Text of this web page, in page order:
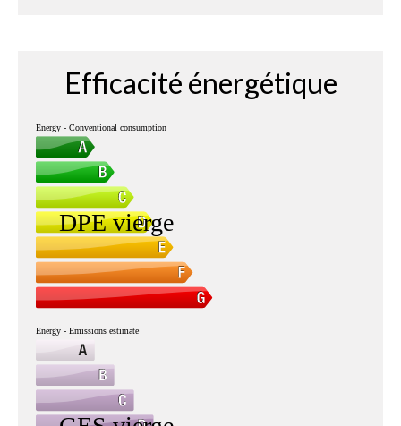
Efficacité énergétique